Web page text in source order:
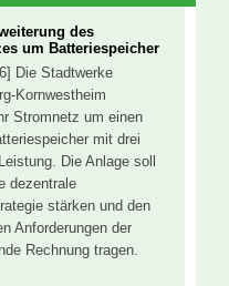
des
um Batteriespeicher
Die Stadtwerke
Kornwestheim
Stromnetz um einen
mit drei
Die Anlage soll
dezentrale
stärken und den
Anforderungen der
Rechnung tragen.